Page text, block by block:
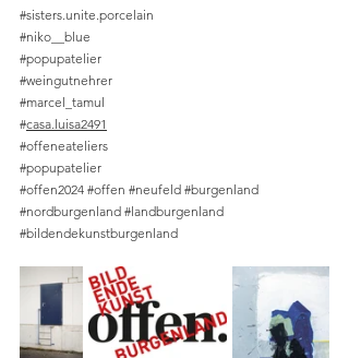
#sisters.unite.porcelain
#niko__blue
#popupatelier
#weingutnehrer
#marcel_tamul
#casa.luisa2491
#offeneateliers
#popupatelier
#offen2024 #offen #neufeld #burgenland
#nordburgenland #landburgenland
#bildendekunstburgenland